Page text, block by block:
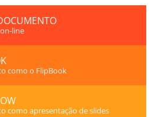
line
como o FlipBook
como apresentação de slides